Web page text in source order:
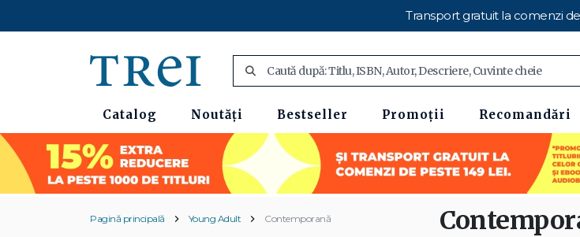
Transport gratuit la comenzi
Catalog Noutăți Bestseller Promoții Recomandări
Pagină principală Young Adult Contemporană